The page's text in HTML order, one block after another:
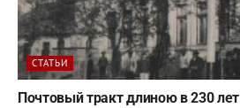
СТАТЬИ
Почтовый тракт длиною в 230 лет